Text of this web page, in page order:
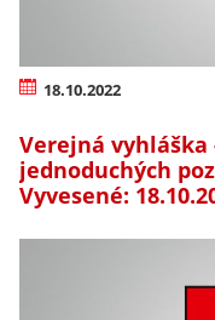
18.10.2022
Verejná
jednoduchých
Vyvesené: